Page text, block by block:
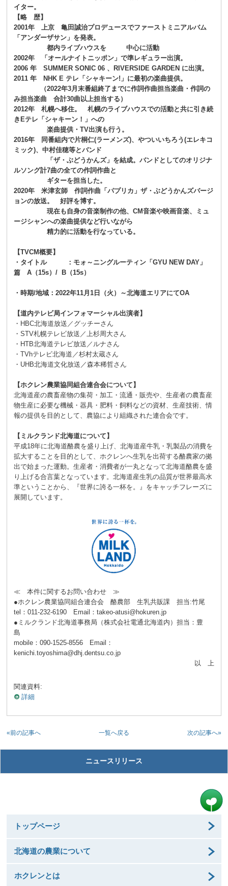
イター。
【略 歴】
2001年 上京 亀田誠治プロデュースでファーストミニアルバム
「アンダーザサン」を発表。
都内ライブハウスを 中心に活動
2002年 「オールナイトニッポン」で準レギュラー出演。
2006 年 SUMMER SONIC 06 、RIVERSIDE GARDEN に出演。
2011 年 NHK E テレ「シャキーン!」に最初の楽曲提供。
（2022年3月末番組終了までに作詞作曲担当楽曲・作詞の
み担当楽曲 合計30曲以上担当する）
2012年 札幌へ移住。 札幌のライブハウスでの活動と共に引き続
きEテレ「シャキーン！」への
楽曲提供・TV出演も行う。
2016年 同番組内で片桐仁(ラーメンズ)、やついいちろう(エレキコ
ミック)、中村佳穂等とバンド
「ザ・ぶどうかんズ」を結成。バンドとしてのオリジナ
ルソング計7曲の全ての作詞作曲と
ギターを担当した。
2020年 米津玄師 作詞作曲「パプリカ」ザ・ぶどうかんズバージ
ョンの放送。 好評を博す。
現在も自身の音楽制作の他、CM音楽や映画音楽、ミュ
ージシャンへの楽曲提供など行いながら
精力的に活動を行なっている。
【TVCM概要】
・タイトル ：モォ～ニングルーティン「GYU NEW DAY」
篇 A（15s）/ B（15s）
・時期/地域：2022年11月1日（火）～北海道エリアにてOA
【道内テレビ局インフォマーシャル出演者】
・HBC北海道放送／グッチーさん
・STV札幌テレビ放送／上杉周大さん
・HTB北海道テレビ放送／ルナさん
・TVhテレビ北海道／杉村太蔵さん
・UHB北海道文化放送／森本稀哲さん
【ホクレン農業協同組合連合会について】
北海道産の農畜産物の集荷・加工・流通・販売や、生産者の農畜産
物生産に必要な機械・器具・肥料・飼料などの資材、生産技術、情
報の提供を目的として、農協により組織された連合会です。
【ミルクランド北海道について】
平成18年に北海道酪農を盛り上げ、北海道産牛乳・乳製品の消費を
拡大することを目的として、ホクレンへ生乳を出荷する酪農家の拠
出で始まった運動。生産者・消費者が一丸となって北海道酪農を盛
り上げる合言葉となっています。北海道産生乳の品質が世界最高水
準ということから、『世界に誇る一杯を。』をキャッチフレーズに
展開しています。
≪ 本件に関するお問い合わせ ≫
●ホクレン農業協同組合連合会 酪農部 生乳共販課 担当:竹尾
tel：011-232-6190 Email：takeo-atusi@hokuren.jp
●ミルクランド北海道事務局（株式会社電通北海道内）担当：豊
島
mobile：090-1525-8556 Email：
kenichi.toyoshima@dhj.dentsu.co.jp
以 上
関連資料:
詳細
一覧へ戻る
«前の記事へ 次の記事へ»
ニュースリリース
トップページ
北海道の農業について
ホクレンとは